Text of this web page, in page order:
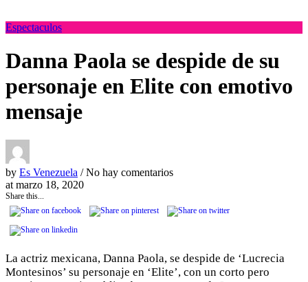
Espectaculos
Danna Paola se despide de su
personaje en Elite con emotivo
mensaje
by Es Venezuela / No hay comentarios
at marzo 18, 2020
Share this...
La actriz mexicana, Danna Paola, se despide de ‘Lucrecia
Montesinos’ su personaje en ‘Elite’, con un corto pero